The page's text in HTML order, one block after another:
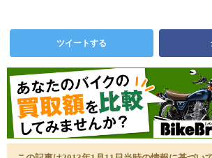
ツイートする